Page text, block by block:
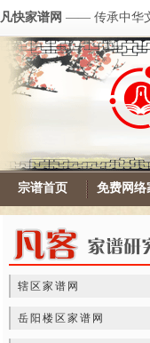
凡快家谱网 —— 传承中华
宗谱首页 免费网络
辖区家谱网
岳阳楼区家谱网